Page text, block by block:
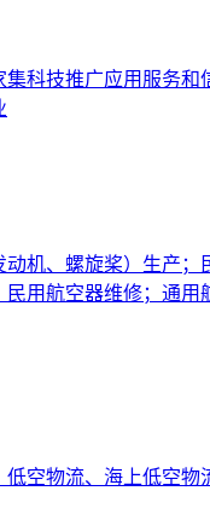
集科技推广应用服务和
动机、螺旋桨）生产；
民用航空器维修；通用
低空物流、海上低空物